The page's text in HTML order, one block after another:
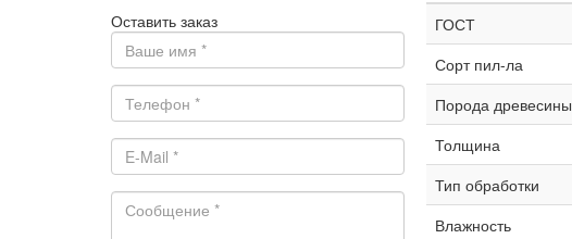
ГОСТ
Сорт пил-ла
Порода древесины
Толщина
Тип обработки
Влажность
Оставить заказ